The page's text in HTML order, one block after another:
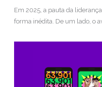
Em 2025, a pauta da
forma inédita. De um lado, o